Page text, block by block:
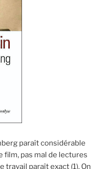
paraît considérable
film, pas mal de lectures
paraît exact (1). On